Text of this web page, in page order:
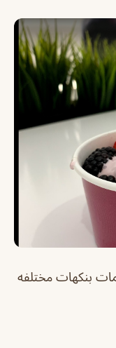
بنكهات مختلفه